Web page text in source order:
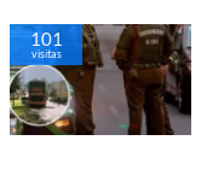
101
visitas